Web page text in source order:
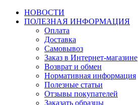
НОВОСТИ
ПОЛЕЗНАЯ ИНФОРМАЦИЯ
Оплата
Доставка
Самовывоз
Заказ в Интернет-магазине
Возврат и обмен
Нормативная информация
Полезные статьи
Отзывы покупателей
Заказать образцы